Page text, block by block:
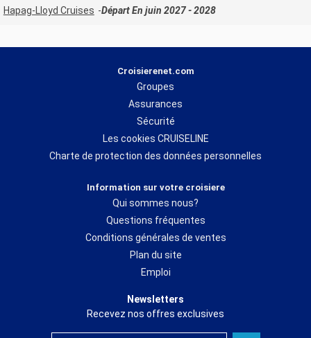
Hapag-Lloyd Cruises
Départ En juin 2027 - 2028
Croisierenet.com
Groupes
Assurances
Sécurité
Les cookies CRUISELINE
Charte de protection des données personnelles
Information sur votre croisiere
Qui sommes nous?
Questions fréquentes
Conditions générales de ventes
Plan du site
Emploi
Newsletters
Recevez nos offres exclusives